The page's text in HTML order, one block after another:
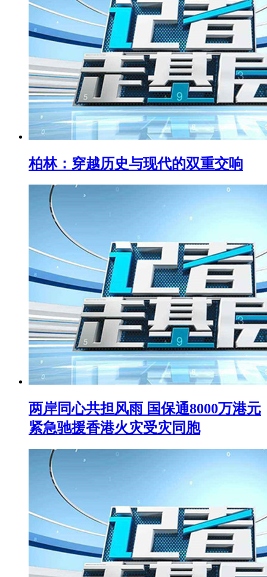
柏林：穿越历史与现代的双重交响
两岸同心共担风雨 国保通8000万港元
紧急驰援香港火灾受灾同胞